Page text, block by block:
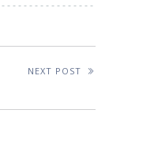
NEXT POST